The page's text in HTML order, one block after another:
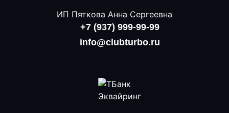
ИП Пяткова Анна Сергеевна
+7 (937) 999-99-99
info@clubturbo.ru